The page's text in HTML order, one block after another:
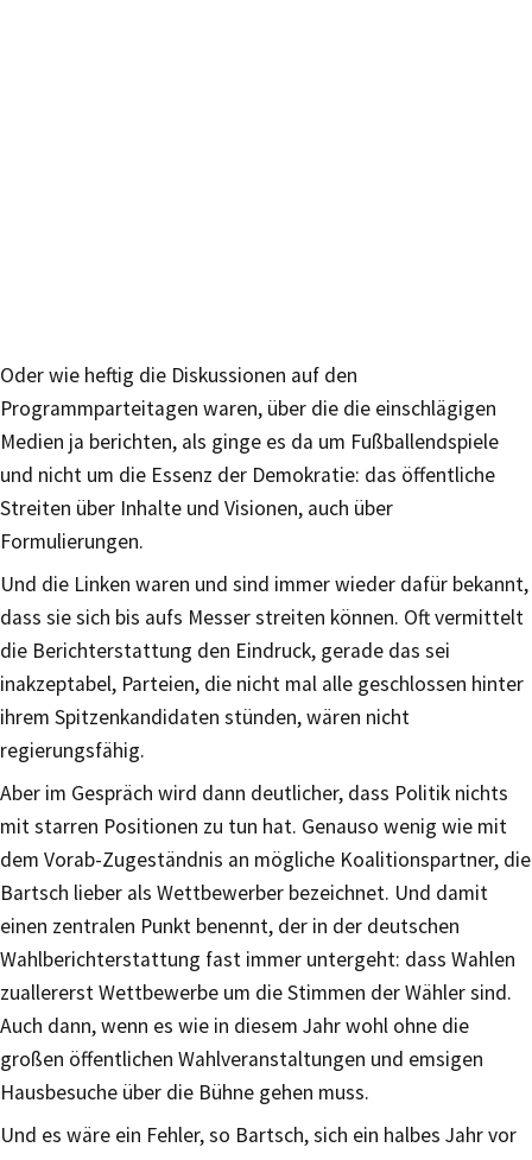
Oder wie heftig die Diskussionen auf den
Programmparteitagen waren, über die die einschlägigen
Medien ja berichten, als ginge es da um Fußballendspiele
und nicht um die Essenz der Demokratie: das öffentliche
Streiten über Inhalte und Visionen, auch über
Formulierungen.
Und die Linken waren und sind immer wieder dafür bekannt,
dass sie sich bis aufs Messer streiten können. Oft vermittelt
die Berichterstattung den Eindruck, gerade das sei
inakzeptabel, Parteien, die nicht mal alle geschlossen hinter
ihrem Spitzenkandidaten stünden, wären nicht
regierungsfähig.
Aber im Gespräch wird dann deutlicher, dass Politik nichts
mit starren Positionen zu tun hat. Genauso wenig wie mit
dem Vorab-Zugeständnis an mögliche Koalitionspartner, die
Bartsch lieber als Wettbewerber bezeichnet. Und damit
einen zentralen Punkt benennt, der in der deutschen
Wahlberichterstattung fast immer untergeht: dass Wahlen
zuallererst Wettbewerbe um die Stimmen der Wähler sind.
Auch dann, wenn es wie in diesem Jahr wohl ohne die
großen öffentlichen Wahlveranstaltungen und emsigen
Hausbesuche über die Bühne gehen muss.
Und es wäre ein Fehler, so Bartsch, sich ein halbes Jahr vor